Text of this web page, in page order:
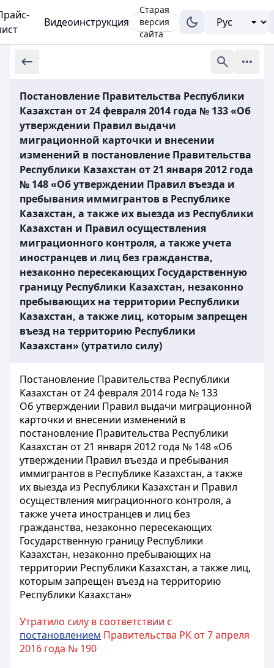
Видеоинструкция
Старая
версия
сайта
Постановление Правительства Республики
Казахстан от 24 февраля 2014 года № 133 «Об
утверждении Правил выдачи
миграционной карточки и внесении
изменений в постановление Правительства
Республики Казахстан от 21 января 2012 года
№ 148 «Об утверждении Правил въезда и
пребывания иммигрантов в Республике
Казахстан, а также их выезда из Республики
Казахстан и Правил осуществления
миграционного контроля, а также учета
иностранцев и лиц без гражданства,
незаконно пересекающих Государственную
границу Республики Казахстан, незаконно
пребывающих на территории Республики
Казахстан, а также лиц, которым запрещен
въезд на территорию Республики
Казахстан» (утратило силу)
Постановление Правительства Республики
Казахстан от 24 февраля 2014 года № 133
Об утверждении Правил выдачи миграционной
карточки и внесении изменений в
постановление Правительства Республики
Казахстан от 21 января 2012 года № 148 «Об
утверждении Правил въезда и пребывания
иммигрантов в Республике Казахстан, а также
их выезда из Республики Казахстан и Правил
осуществления миграционного контроля, а
также учета иностранцев и лиц без
гражданства, незаконно пересекающих
Государственную границу Республики
Казахстан, незаконно пребывающих на
территории Республики Казахстан, а также лиц,
которым запрещен въезд на территорию
Республики Казахстан»
Утратило силу в соответствии с
постановлением Правительства РК от 7 апреля
2016 года № 190